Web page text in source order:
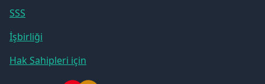
SSS
İşbirliği
Hak Sahipleri için